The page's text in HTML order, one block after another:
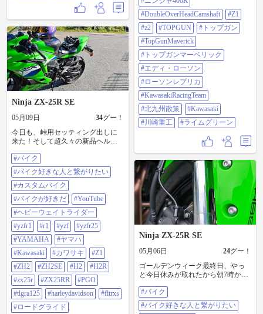
#TopGunMaverick #トップガンマー
ベリック #エディ・ローソン #ロー
ソンレプリカ #KawasakiRacingTeam
#北九州散策 #Kawasaki #川崎重工 #
ライムグリーン
#DoubleOverHeadCamshaft
#Z1
#z2
#TOPGUN
#トップガン
#TopGunMaverick
#トップガンマーベリック
#エディ・ローソン
#ローソンレプリカ
#KawasakiRacingTeam
#北九州散策
#Kawasaki
#川崎重工
#ライムグリーン
Ninja ZX-25R SE
05月09日 34グー！
今日も、峠用セッティング出しに
来た！そして超久々の新品ヘルメ
から多分一度も被って無いので結
構被る時キツキツwww 朝7時の、
峠はメチャ寒い😰夏に入れば7時は
もう暑いのにまだ5月だから寒いの
かな？ 峠セッティングも正直やる
事無いのが実態・・・フロントは
プリしか触れないし・リアは減衰
をほぼ目一杯掛けてるし・・・っ
てな感じ後、やってないのはリア
のプリだけかな？ザグとか1Gとか
やらないと行けないから素人の自
分は、外でサクッと出来ない😭😭
まぁ〜今日も楽しく・こけず・安
全マージ第一で峠を攻める！！ #バ
イク #バイク好きな人と繋がりたい
#カスタムバイク #バイクが好きだ
#Youtube #ヘビーウェイトライダー
#yzfr1 #r1 #yzf #yzfr25 #yamaha #ヤ
#バイク
#バイク好きな人と繋がりたい
#カスタムバイク
#バイクが好きだ
#YouTube
#ヘビーウェイトライダー
#yzfr1
#r1 #yzf
#yzfr25
#YAMAHA
#ヤマハ
#Kawasaki
#カワサキ
#Z1
#ZH2
#ZH2SE #H2
#H2R
#zx25r
#ZX25RR
#PGO
#tlgra125
#harleydavidson
#fltrxs
#ロードグライド
Ninja ZX-25R SE
05月06日 24グー！
ゴールデンウィーク最終日、やっ
と今日休みが取れたから朝7時から
詰め フロントのプリを15回転戻し
【最大20回転戻し】にし リアの圧
側を1回転戻しから、半回転戻しに
#バイク
#バイク好きな人と繋がりたい